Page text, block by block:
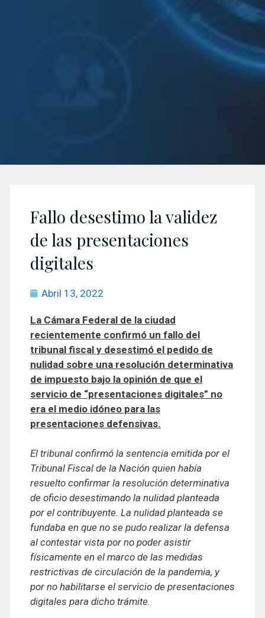
Fallo desestimo la validez
de las presentaciones
digitales
Abril 13, 2022
La Cámara Federal de la ciudad
recientemente confirmó un fallo del
tribunal fiscal y desestimó el pedido de
nulidad sobre una resolución determinativa
de impuesto bajo la opinión de que el
servicio de “presentaciones digitales” no
era el medio idóneo para las
presentaciones defensivas.
El tribunal confirmó la sentencia emitida por el
Tribunal Fiscal de la Nación quien había
resuelto confirmar la resolución determinativa
de oficio desestimando la nulidad planteada
por el contribuyente. La nulidad planteada se
fundaba en que no se pudo realizar la defensa
al contestar vista por no poder asistir
físicamente en el marco de las medidas
restrictivas de circulación de la pandemia, y
por no habilitarse el servicio de presentaciones
digitales para dicho trámite.